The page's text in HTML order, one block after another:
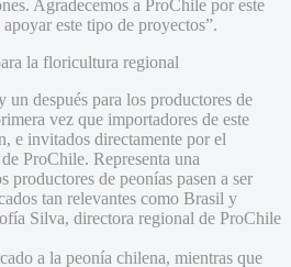
Agradecemos a ProChile por este
este tipo de proyectos”.
la floricultura regional
un después para los productores de
vez que importadores de este
e invitados directamente por el
ProChile. Representa una
productores de peonías pasen a ser
tan relevantes como Brasil y
Silva, directora regional de ProChile
a la peonía chilena, mientras que